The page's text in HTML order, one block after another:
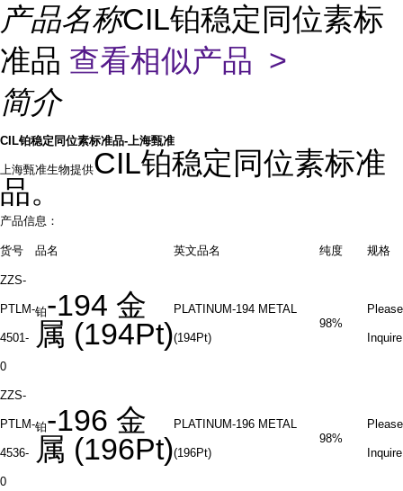
产品名称CIL铂稳定同位素标
准品 查看相似产品 >
简介
CIL铂稳定同位素标准品-上海甄准
上海甄准生物提供CIL铂稳定同位素标准
品。
产品信息：
货号 品名 英文品名 纯度 规格
ZZS-
PTLM-
4501-
0
铂-194 金
属 (194Pt)
PLATINUM-194 METAL
(194Pt)
98%
Please
Inquire
ZZS-
PTLM-
4536-
0
铂-196 金
属 (196Pt)
PLATINUM-196 METAL
(196Pt)
98%
Please
Inquire